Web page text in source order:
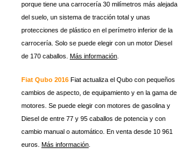
porque tiene una carrocería 30 milímetros más alejada
del suelo, un sistema de tracción total y unas
protecciones de plástico en el perímetro inferior de la
carrocería. Solo se puede elegir con un motor Diesel
de 170 caballos. Más información
Fiat Qubo 2016 Fiat actualiza el Qubo con pequeños
cambios de aspecto, de equipamiento y en la gama de
motores. Se puede elegir con motores de gasolina y
Diesel de entre 77 y 95 caballos de potencia y con
cambio manual o automático. En venta desde 10 961
euros. Más información